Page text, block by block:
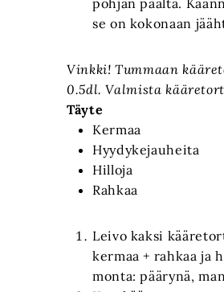
se on kokonaan
Vinkki! Tummaan
0.5dl. Valmista
Täyte
Kermaa
Hyydykejauheita
Hilloja
Rahkaa
Leivo kaksi
kermaa + rahkaa ja
monta: päärynä,